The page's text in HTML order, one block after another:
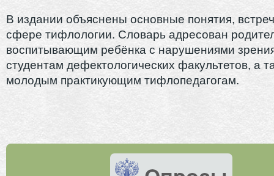
В издании объяснены основные понятия,
сфере тифлологии. Словарь адресован
воспитывающим ребёнка с нарушениями
студентам дефектологических факультетов, а
молодым практикующим тифлопедагогам.